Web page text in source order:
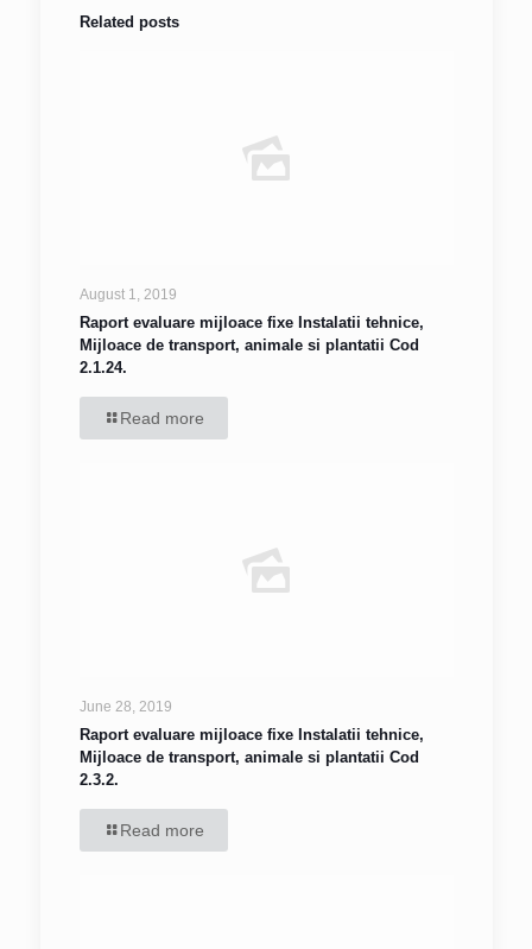
Related posts
August 1, 2019
Raport evaluare mijloace fixe Instalatii tehnice,
Mijloace de transport, animale si plantatii Cod
2.1.24.
Read more
June 28, 2019
Raport evaluare mijloace fixe Instalatii tehnice,
Mijloace de transport, animale si plantatii Cod
2.3.2.
Read more